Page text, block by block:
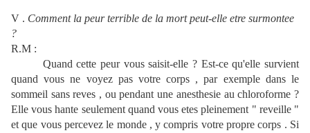
V . Comment la peur terrible de la mort peut-elle etre surmontee
?
R.M :
Quand cette peur vous saisit-elle ? Est-ce qu'elle survient
quand vous ne voyez pas votre corps , par exemple dans le
sommeil sans reves , ou pendant une anesthesie au chloroforme ?
Elle vous hante seulement quand vous etes pleinement " reveille "
et que vous percevez le monde , y compris votre propre corps . Si